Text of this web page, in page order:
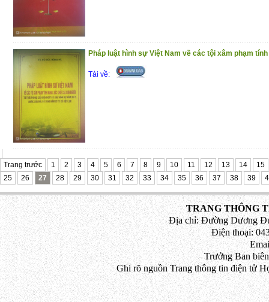
Pháp luật hình sự Việt Nam về các tội xâm phạm
Tải về:
Trang trước 1 2 3 4 5 6 7 8 9 10 11 12 13 14
15
25
26 27 28 29 30 31 32 33 34 35 36 37 38 39
TRANG THÔNG
Địa chỉ: Đường Dương
Điện thoại:
Trưởng Ban
Ghi rõ nguồn Trang thông tin điện tử